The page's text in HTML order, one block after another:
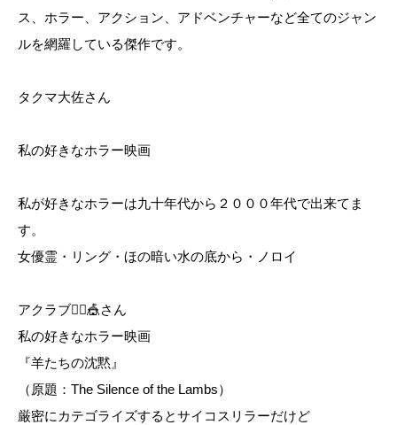
ス、ホラー、アクション、アドベンチャーなど全てのジャン
ルを網羅している傑作です。
タクマ大佐さん
私の好きなホラー映画
私が好きなホラーは九十年代から２０００年代で出来てま
す。
女優霊・リング・ほの暗い水の底から・ノロイ
アクラブ👯‍♀️🎪さん
私の好きなホラー映画
『羊たちの沈黙』
（原題：The Silence of the Lambs）
厳密にカテゴライズするとサイコスリラーだけど